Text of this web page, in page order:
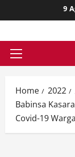
to
9
Primary
Home 2022
Babinsa
Covid-19